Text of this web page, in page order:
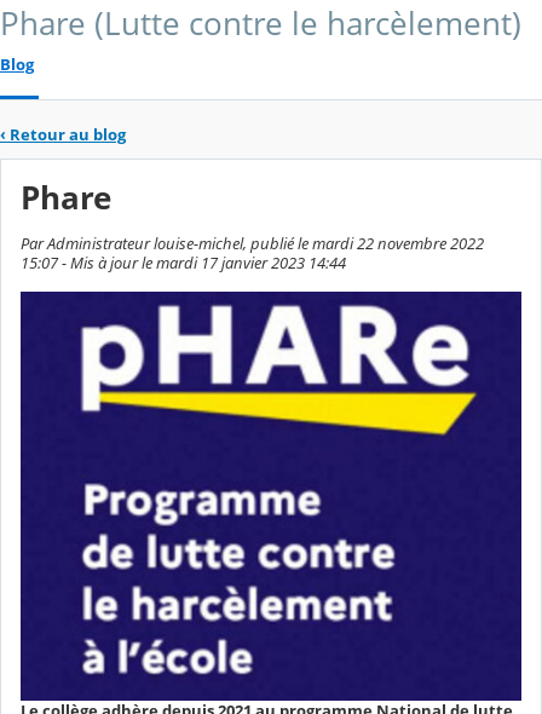
Phare (Lutte contre le harcèlement)
Blog
‹ Retour au blog
Phare
Par Administrateur louise-michel, publié le mardi 22 novembre 2022
15:07 - Mis à jour le mardi 17 janvier 2023 14:44